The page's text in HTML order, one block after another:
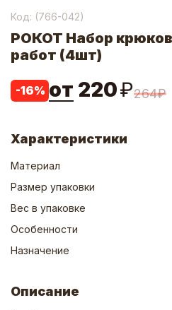
Код: (766-042)
РОКОТ Набор
работ (4шт)
-16% от 220₽264₽
Характеристики
Материал
Размер упаковки
Вес в упаковке
Особенности
Назначение
Описание